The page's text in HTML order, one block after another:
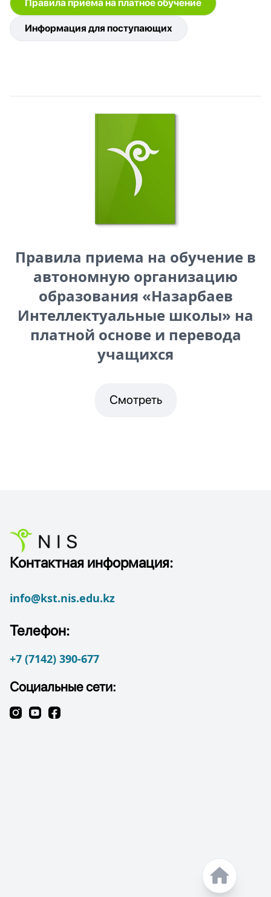
Правила приема на платное обучение
Информация для поступающих
Правила приема на обучение в
автономную организацию
образования «Назарбаев
Интеллектуальные школы» на
платной основе и перевода
учащихся
Смотреть
Контактная информация:
info@kst.nis.edu.kz
Телефон:
+7 (7142) 390-677
Социальные сети: